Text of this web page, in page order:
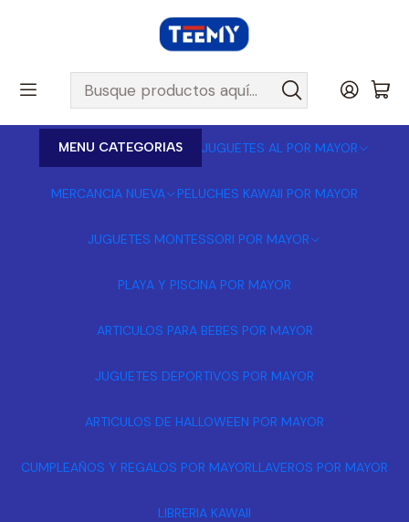
MENU CATEGORIAS JUGUETES AL POR MAYOR
MERCANCIA NUEVA PELUCHES KAWAII POR MAYOR
JUGUETES MONTESSORI POR MAYOR
PLAYA Y PISCINA POR MAYOR
ARTICULOS PARA BEBES POR MAYOR
JUGUETES DEPORTIVOS POR MAYOR
ARTICULOS DE HALLOWEEN POR MAYOR
CUMPLEAÑOS Y REGALOS POR MAYORLLAVEROS POR MAYOR
LIBRERIA KAWAII